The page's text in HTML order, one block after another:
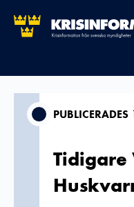
PUBLICERADES
Tidigare